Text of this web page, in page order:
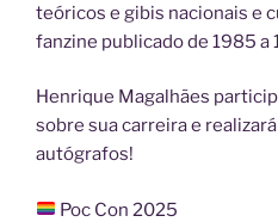
teóricos e gibis nacionais e
fanzine publicado de 1985 a
Henrique Magalhães
sobre sua carreira e
autógrafos!
Poc Con 2025